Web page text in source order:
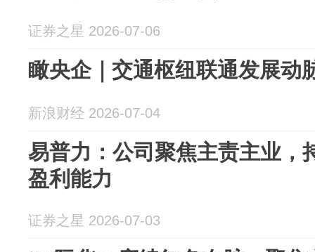
证券之星 2026-07-06
瞰央企｜交通枢纽联通发展动
新浪财经 2026-07-04
易普力：公司聚焦主责主业，
盈利能力
证券之星 2026-07-03